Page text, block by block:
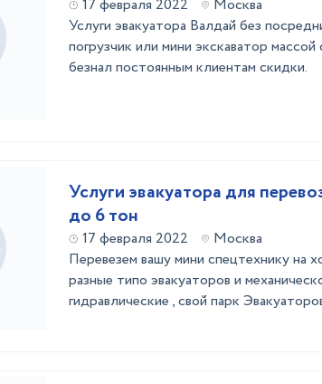
17 февраля 2022
Москва
Услуги эвакуатора Валдай без
погрузчик или мини экскаватор
безнал постоянным клиентам скидки.
Услуги эвакуатора для
до 6 тон
17 февраля 2022
Москва
Перевезем вашу мини спецтехнику на
разные типо эвакуаторов и
гидравлические , свой парк